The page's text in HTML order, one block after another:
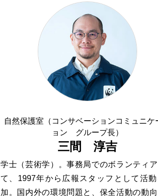
自然保護室（コンサベーションコミュニケ
ョン グループ長）
三間 淳吉
学士（芸術学）。事務局でのボランティ
て、1997年から広報スタッフとして活動
加。国内外の環境問題と、保全活動の動